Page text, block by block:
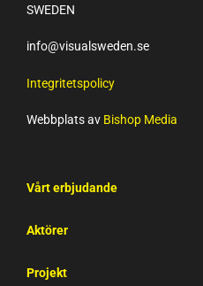
SWEDEN
info@visualsweden.se
Integritetspolicy
Webbplats av Bishop Media
Vårt erbjudande
Aktörer
Projekt